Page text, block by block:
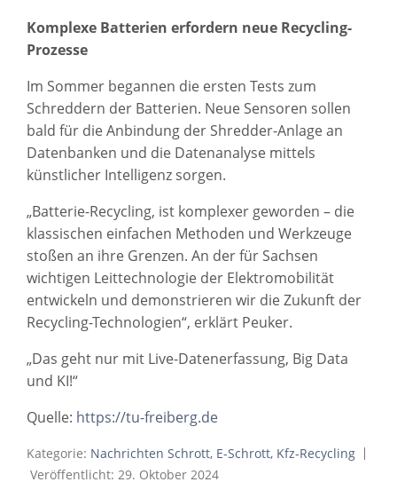
Komplexe Batterien erfordern neue Recycling-
Prozesse
Im Sommer begannen die ersten Tests zum
Schreddern der Batterien. Neue Sensoren sollen
bald für die Anbindung der Shredder-Anlage an
Datenbanken und die Datenanalyse mittels
künstlicher Intelligenz sorgen.
„Batterie-Recycling, ist komplexer geworden – die
klassischen einfachen Methoden und Werkzeuge
stoßen an ihre Grenzen. An der für Sachsen
wichtigen Leittechnologie der Elektromobilität
entwickeln und demonstrieren wir die Zukunft der
Recycling-Technologien“, erklärt Peuker.
„Das geht nur mit Live-Datenerfassung, Big Data
und KI!“
Quelle: https://tu-freiberg.de
Kategorie: Nachrichten Schrott, E-Schrott, Kfz-Recycling
Veröffentlicht: 29. Oktober 2024